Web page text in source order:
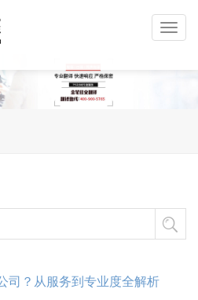
司？从服务到专业度全解析